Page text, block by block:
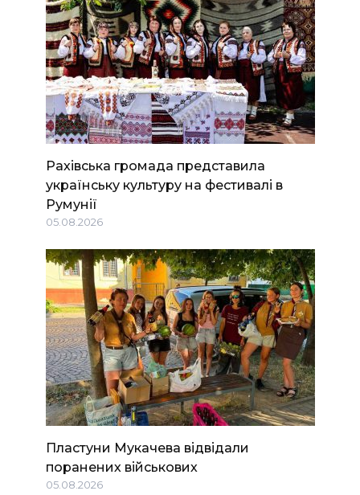
Рахівська громада представила
українську культуру на фестивалі в
Румунії
05.08.2026
Пластуни Мукачева відвідали
поранених військових
05.08.2026